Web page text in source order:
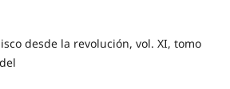
desde la revolución, vol. XI, tomo